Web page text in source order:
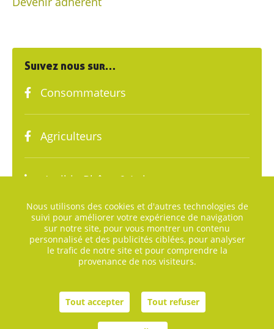
Suivez nous sur…
Consommateurs
Agriculteurs
Agribio Rhône & Loire
Mentions légales
Nous utilisons des cookies et d'autres technologies de
suivi pour améliorer votre expérience de navigation
sur notre site, pour vous montrer un contenu
personnalisé et des publicités ciblées, pour analyser
le trafic de notre site et pour comprendre la
provenance de nos visiteurs.
Tout accepter Tout refuser